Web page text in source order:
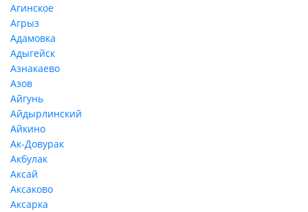
Агинское
Агрыз
Адамовка
Адыгейск
Азнакаево
Азов
Айгунь
Айдырлинский
Айкино
Ак-Довурак
Акбулак
Аксай
Аксаково
Аксарка